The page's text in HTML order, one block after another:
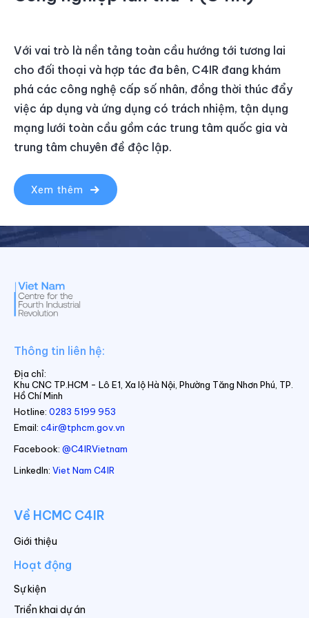
Với vai trò là nền tảng toàn cầu hướng tới tương lai
cho đối thoại và hợp tác đa bên, C4IR đang khám
phá các công nghệ cấp số nhân, đồng thời thúc đẩy
việc áp dụng và ứng dụng có trách nhiệm, tận dụng
mạng lưới toàn cầu gồm các trung tâm quốc gia và
trung tâm chuyên đề độc lập.
Xem thêm
Thông tin liên hệ:
Địa chỉ:
Khu CNC TP.HCM - Lô E1, Xa lộ Hà Nội, Phường Tăng Nhơn Phú, TP.
Hồ Chí Minh
Hotline: 0283 5199 953
Email: c4ir@tphcm.gov.vn
Facebook: @C4IRVietnam
LinkedIn: Viet Nam C4IR
Về HCMC C4IR
Giới thiệu
Hoạt động
Sự kiện
Triển khai dự án